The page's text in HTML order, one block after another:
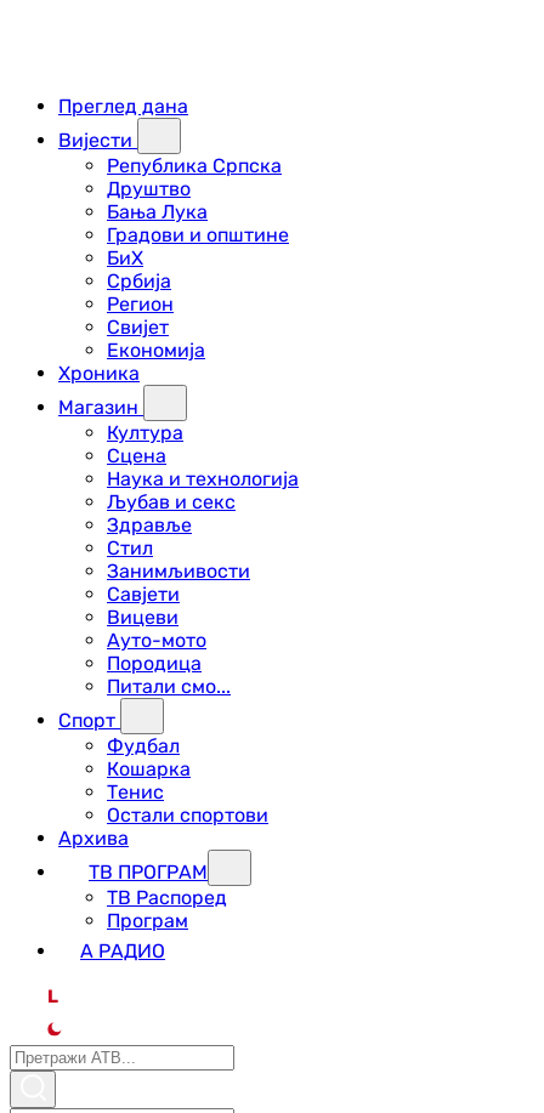
Преглед дана
Вијести
Република Српска
Друштво
Бања Лука
Градови и општине
БиХ
Србија
Регион
Свијет
Економија
Хроника
Магазин
Култура
Сцена
Наука и технологија
Љубав и секс
Здравље
Стил
Занимљивости
Савјети
Вицеви
Ауто-мото
Породица
Питали смо...
Спорт
Фудбал
Кошарка
Тенис
Остали спортови
Архива
ТВ ПРОГРАМ
ТВ Распоред
Програм
А РАДИО
L